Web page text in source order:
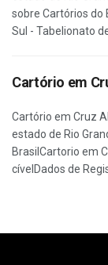
sobre Cartórios do
Sul - Tabelionato
Cartório em
Cartório em Cruz
estado de Rio
BrasilCartorio em
cívelDados de